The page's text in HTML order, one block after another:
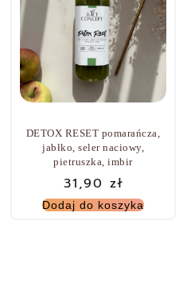
DETOX RESET pomarańcza,
jabłko, seler naciowy,
pietruszka, imbir
31,90 zł
Dodaj do koszyka